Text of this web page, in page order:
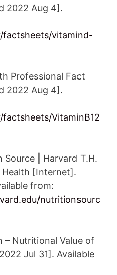
2022 Aug 4].
vitamind-
Professional Fact
2022 Aug 4].
VitaminB12
| Harvard T.H.
Health [Internet].
from:
nutritionsourc
– Nutritional Value of
Jul 31]. Available